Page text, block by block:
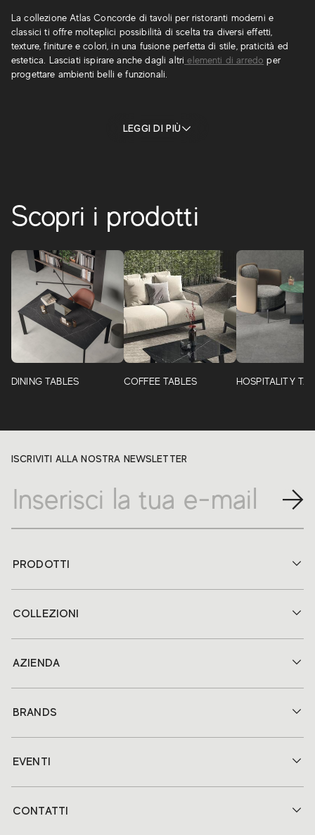
La collezione Atlas Concorde di tavoli per ristoranti moderni e
classici ti offre molteplici possibilità di scelta tra diversi effetti,
texture, finiture e colori, in una fusione perfetta di stile, praticità ed
estetica. Lasciati ispirare anche dagli altri elementi di arredo per
progettare ambienti belli e funzionali.
LEGGI DI PIÙ
Scopri i prodotti
DINING TABLES COFFEE TABLES HOSPITALITY
ISCRIVITI ALLA NOSTRA NEWSLETTER
PRODOTTI
COLLEZIONI
AZIENDA
BRANDS
EVENTI
CONTATTI